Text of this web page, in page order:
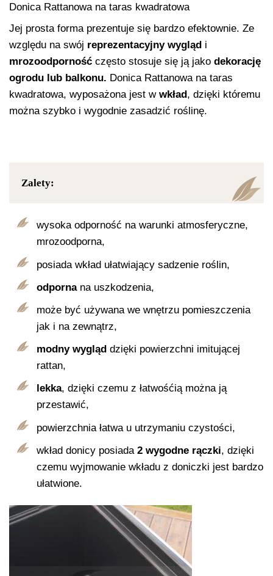
Donica Rattanowa na taras kwadratowa
Jej prosta forma prezentuje się bardzo efektownie. Ze
względu na swój reprezentacyjny wygląd i
mrozoodporność często stosuje się ją jako dekorację
ogrodu lub balkonu. Donica Rattanowa na taras
kwadratowa, wyposażona jest w wkład, dzięki któremu
można szybko i wygodnie zasadzić roślinę.
Zalety:
wysoka odporność na warunki atmosferyczne,
mrozoodporna,
posiada wkład ułatwiający sadzenie roślin,
odpornana uszkodzenia,
może być używana we wnętrzu pomieszczenia
jak i na zewnątrz,
modny wygląd dzięki powierzchni imitującej
rattan,
lekka, dzięki czemu z łatwośćią można ją
przestawić,
powierzchnia łatwa u utrzymaniu czystości,
wkład donicy posiada 2 wygodne rączki, dzięki
czemu wyjmowanie wkładu z doniczki jest bardzo
ułatwione.